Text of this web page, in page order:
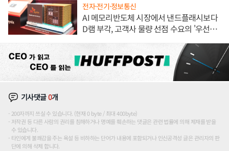
전자·전기·정보통신
AI 메모리반도체 시장에서 낸드플래시보다
D램 부각, 고객사 물량 선점 수요의 '우선순
기사댓글0개
200자까지 쓰실 수 있습니다. (현재 0 byte / 최대 400byte)
저작권 등 다른 사람의 권리를 침해하거나 명예를 훼손하는 댓글은 관련 법률에 의해 제재를 받을
수 있습니다.
타인에게 불쾌감을 주는 욕설 등 비하하는 단어가 내용에 포함되거나 인신공격성 글은 관리자의 판
단에 의해 삭제 합니다.